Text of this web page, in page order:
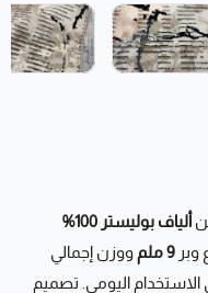
ألياف بوليستر 100%
وبر 9 ملم
ووزن إجمالي
الاستخدام اليومي. تصميم